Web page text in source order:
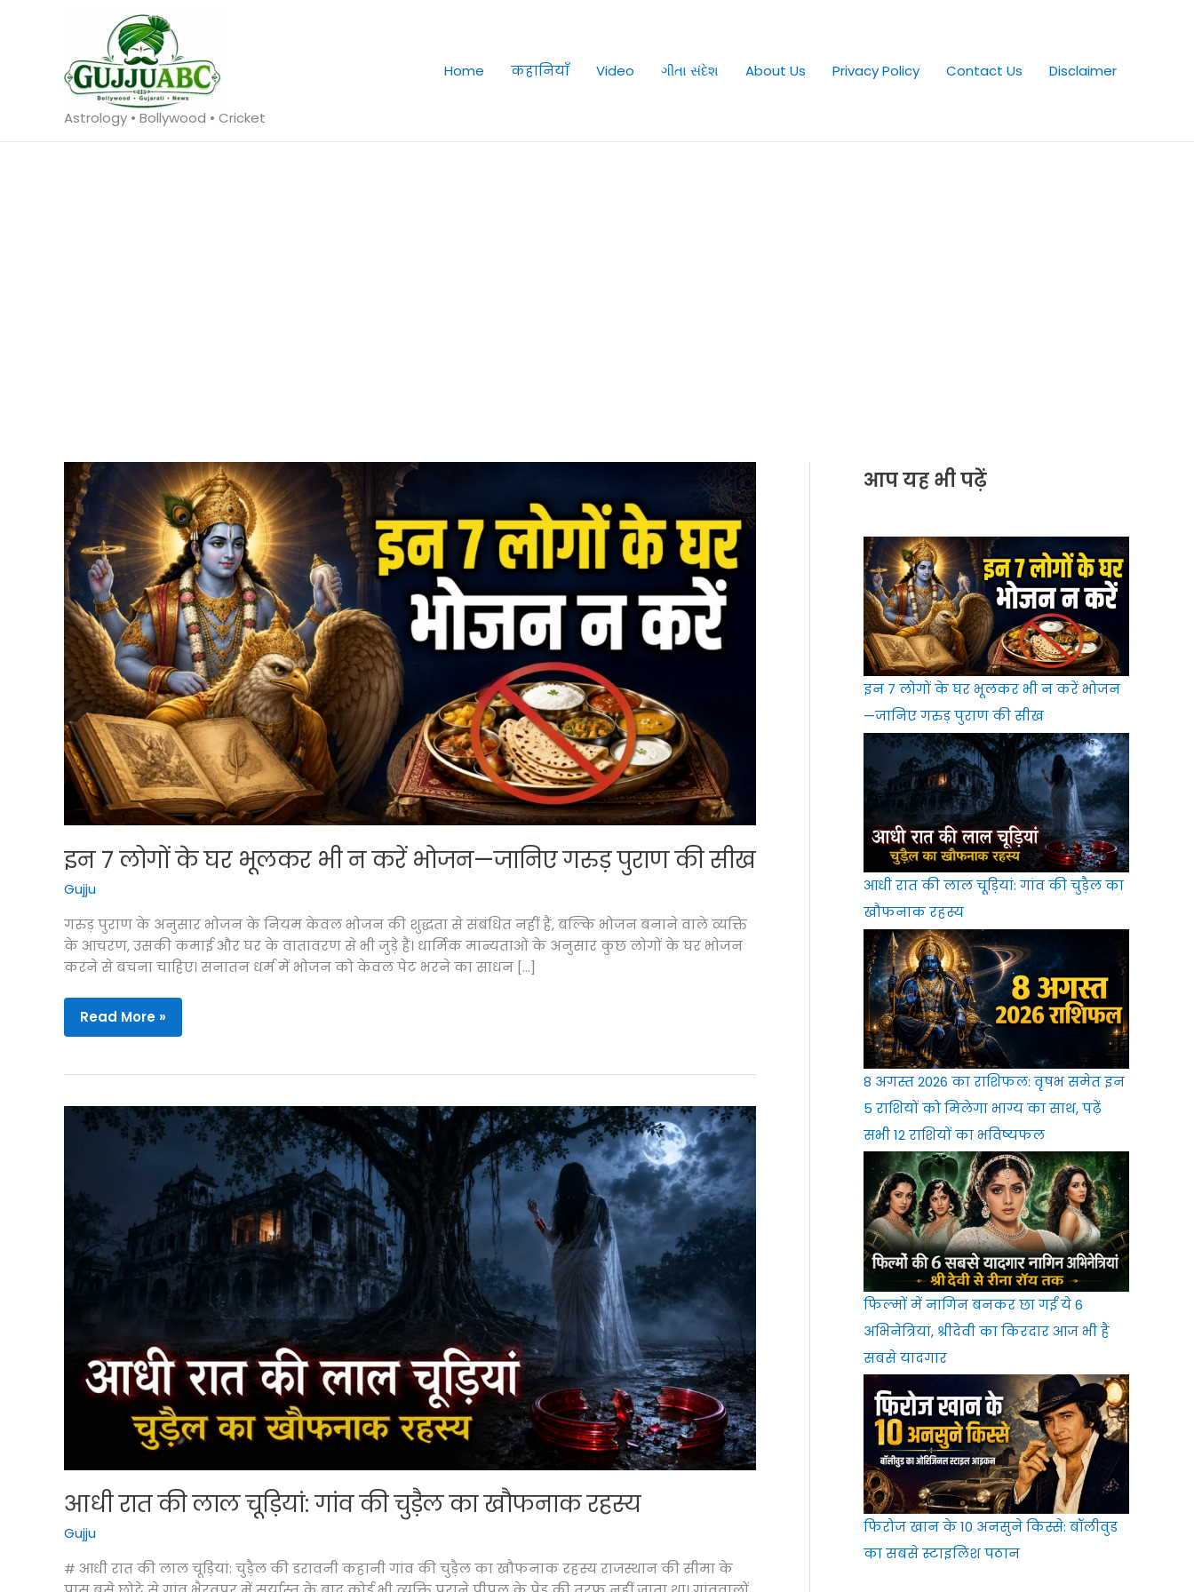
Astrology • Bollywood • Cricket
Home कहानियाँ Video ગીતા સંદેશ About Us Privacy Policy Contact Us Disclaimer
इन 7 लोगों के घर भूलकर भी न करें भोजन—जानिए गरुड़ पुराण की सीख
Gujju
गरुड़ पुराण के अनुसार भोजन के नियम केवल भोजन की शुद्धता से संबंधित नहीं हैं, बल्कि भोजन बनाने वाले व्यक्ति
के आचरण, उसकी कमाई और घर के वातावरण से भी जुड़े हैं। धार्मिक मान्यताओं के अनुसार कुछ लोगों के घर भोजन
करने से बचना चाहिए। सनातन धर्म में भोजन को केवल पेट भरने का साधन […]
इन
7
के
घर
भूलकर
भोजन
—
जानिए
गरुड़
Read More »
आधी रात की लाल चूड़ियां: गांव की चुड़ैल का खौफनाक रहस्य
Gujju
# आधी रात की लाल चूड़ियां: चुड़ैल की डरावनी कहानी गांव की चुड़ैल का खौफनाक रहस्य राजस्थान की सीमा के
आप यह भी पढ़ें
इन 7 लोगों के घर भूलकर भी न करें भोजन
—जानिए गरुड़ पुराण की सीख
आधी रात की लाल चूड़ियां: गांव की चुड़ैल का
खौफनाक रहस्य
8 अगस्त 2026 का राशिफल: वृषभ समेत इन
5 राशियों को मिलेगा भाग्य का साथ, पढ़ें
सभी 12 राशियों का भविष्यफल
फिल्मों में नागिन बनकर छा गईं ये 6
अभिनेत्रियां, श्रीदेवी का किरदार आज भी है
सबसे यादगार
फिरोज खान के 10 अनसुने किस्से: बॉलीवुड
का सबसे स्टाइलिश पठान